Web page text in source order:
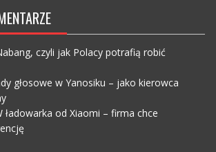
czyli jak Polacy potrafią robić
głosowe w Yanosiku – jako kierowca
ładowarka od Xiaomi – firma chce